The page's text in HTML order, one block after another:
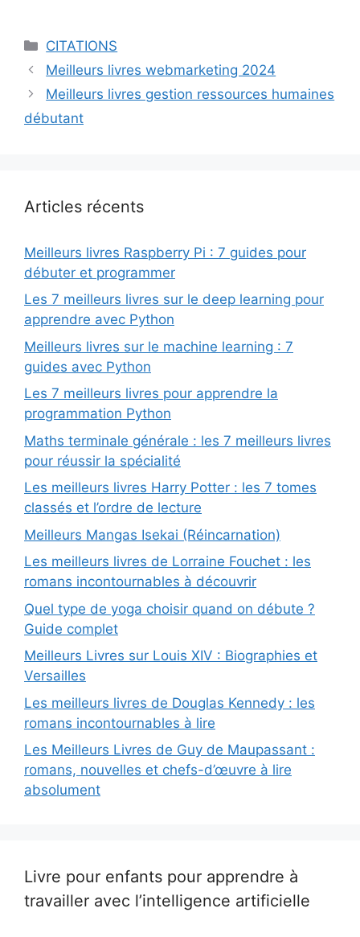
Catégories
CITATIONS
Meilleurs livres webmarketing 2024
Meilleurs livres gestion ressources humaines
débutant
Articles récents
Meilleurs livres Raspberry Pi : 7 guides pour
débuter et programmer
Les 7 meilleurs livres sur le deep learning pour
apprendre avec Python
Meilleurs livres sur le machine learning : 7
guides avec Python
Les 7 meilleurs livres pour apprendre la
programmation Python
Maths terminale générale : les 7 meilleurs livres
pour réussir la spécialité
Les meilleurs livres Harry Potter : les 7 tomes
classés et l’ordre de lecture
Meilleurs Mangas Isekai (Réincarnation)
Les meilleurs livres de Lorraine Fouchet : les
romans incontournables à découvrir
Quel type de yoga choisir quand on débute ?
Guide complet
Meilleurs Livres sur Louis XIV : Biographies et
Versailles
Les meilleurs livres de Douglas Kennedy : les
romans incontournables à lire
Les Meilleurs Livres de Guy de Maupassant :
romans, nouvelles et chefs-d’œuvre à lire
absolument
Livre pour enfants pour apprendre à
travailler avec l’intelligence artificielle